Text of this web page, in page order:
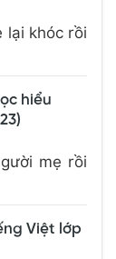
lại khóc rồi
hiểu
mẹ rồi
Việt lớp